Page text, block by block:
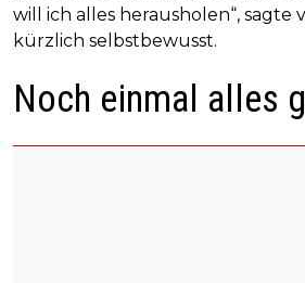
will ich alles herausholen“, sagte
kürzlich selbstbewusst.
Noch einmal alles